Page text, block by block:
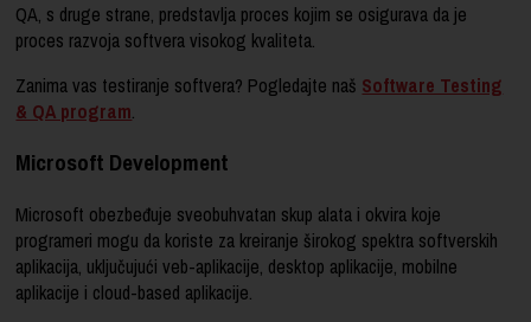
QA, s druge strane, predstavlja proces kojim se osigurava da je
proces razvoja softvera visokog kvaliteta.
Zanima vas testiranje softvera? Pogledajte naš Software Testing
& QA program.
Microsoft Development
Microsoft obezbeđuje sveobuhvatan skup alata i okvira koje
programeri mogu da koriste za kreiranje širokog spektra softverskih
aplikacija, uključujući veb-aplikacije, desktop aplikacije, mobilne
aplikacije i cloud-based aplikacije.